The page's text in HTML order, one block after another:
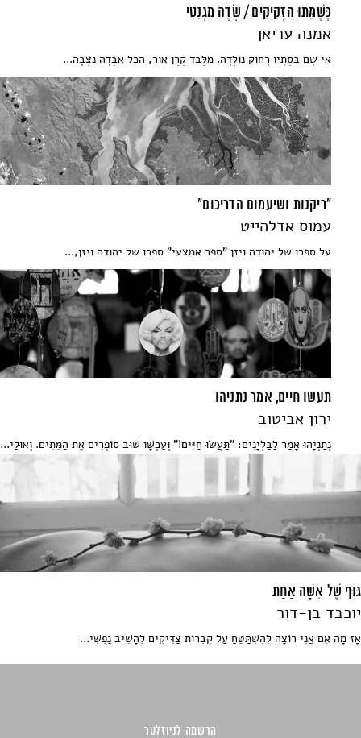
כְּשֶׁמֵּתוּ הַזְקִיקִים / שָׂדֶה מַגְנֵטִי
אמנה עריאן
אֵי שָׁם בִּסְתָיו רָחוֹק נוֹלְדָה. מִלְּבַד קֶרֶן אוֹר, הַכֹּל אִבְּדָה נִצְּבָה...
"ריקנות ושיעמום הדריכום"
עמוס אדלהייט
על ספרו של יהודה ויזן "ספר אמצעי" ספרו של יהודה ויזן,...
תעשו חיים, אמר נתניהו
ירון אביטוב
נְתַנְיָהוּ אָמַר לַבַּלְיָנִים: "תַּעֲשׂוּ חַיִּים!" וְעַכְשָׁו שׁוּב סוֹפְרִים אֶת הַמֵּתִים. וְאוּלַי...
גּוּף שֶׁל אִשָּׁה אַחַת
יוכבד בן-דור
אָז מָה אִם אֲנִי רוֹצָה לְהִשְׁתַּטֵּחַ עַל קִבְרוֹת צַדִּיקִים לְהָשִׁיב נַפְשִׁי...
הרשמה לניוזלטר